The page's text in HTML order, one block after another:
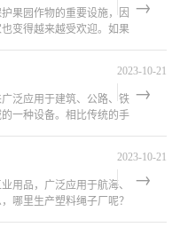
果园作物的重要设施，因
变得越来越受欢迎。如果
2023-10-21
泛应用于建筑、公路、铁
一种设备。相比传统的手
2023-10-21
用品，广泛应用于航海、
哪里生产塑料绳子厂呢？